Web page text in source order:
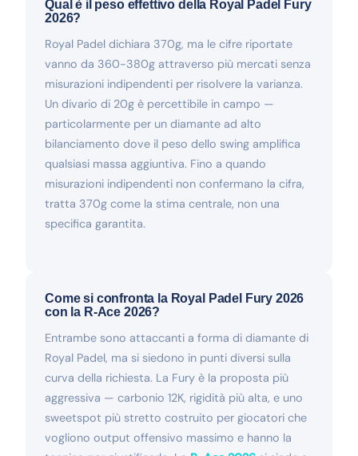
Qual è il peso effettivo della Royal Padel Fury
2026?
Royal Padel dichiara 370g, ma le cifre riportate
vanno da 360-380g attraverso più mercati senza
misurazioni indipendenti per risolvere la varianza.
Un divario di 20g è percettibile in campo —
particolarmente per un diamante ad alto
bilanciamento dove il peso dello swing amplifica
qualsiasi massa aggiuntiva. Fino a quando
misurazioni indipendenti non confermano la cifra,
tratta 370g come la stima centrale, non una
specifica garantita.
Come si confronta la Royal Padel Fury 2026
con la R-Ace 2026?
Entrambe sono attaccanti a forma di diamante di
Royal Padel, ma si siedono in punti diversi sulla
curva della richiesta. La Fury è la proposta più
aggressiva — carbonio 12K, rigidità più alta, e uno
sweetspot più stretto costruito per giocatori che
vogliono output offensivo massimo e hanno la